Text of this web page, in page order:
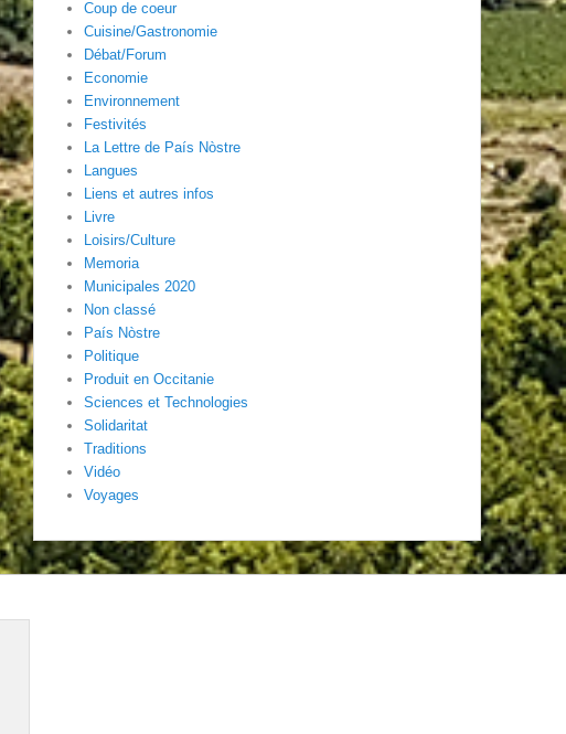
Coup de coeur
Cuisine/Gastronomie
Débat/Forum
Economie
Environnement
Festivités
La Lettre de País Nòstre
Langues
Liens et autres infos
Livre
Loisirs/Culture
Memoria
Municipales 2020
Non classé
País Nòstre
Politique
Produit en Occitanie
Sciences et Technologies
Solidaritat
Traditions
Vidéo
Voyages